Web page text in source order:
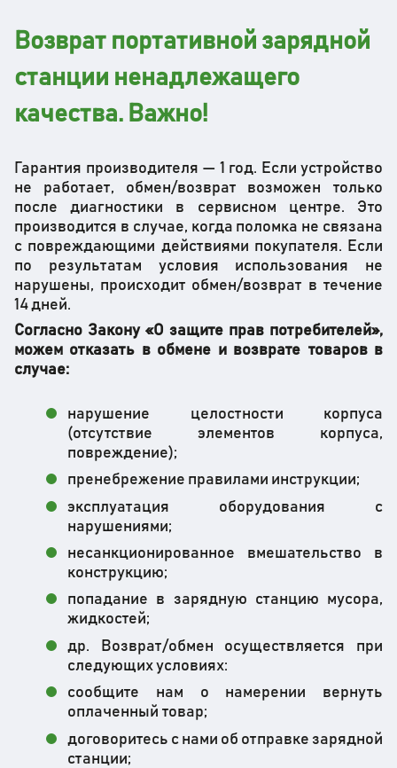
Возврат портативной зарядной
станции ненадлежащего
качества. Важно!
Гарантия производителя — 1 год. Если устройство
не работает, обмен/возврат возможен только
после диагностики в сервисном центре. Это
производится в случае, когда поломка не связана
с повреждающими действиями покупателя. Если
по результатам условия использования не
нарушены, происходит обмен/возврат в течение
14 дней.
Согласно Закону «О защите прав потребителей»,
можем отказать в обмене и возврате товаров в
случае:
нарушение целостности корпуса
(отсутствие элементов корпуса,
повреждение);
пренебрежение правилами инструкции;
эксплуатация оборудования с
нарушениями;
несанкционированное вмешательство в
конструкцию;
попадание в зарядную станцию ​​мусора,
жидкостей;
др. Возврат/обмен осуществляется при
следующих условиях:
сообщите нам о намерении вернуть
оплаченный товар;
договоритесь с нами об отправке зарядной
станции;